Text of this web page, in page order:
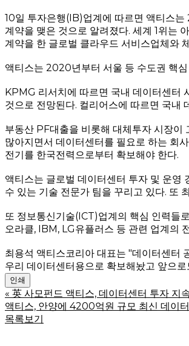
10일 투자은행(IB)업계에 따르면 액티스
계약을 맺은 것으로 알려졌다. 세계 1위는
계약을 한 글로벌 클라우드 서비스업체와
액티스는 2020년부터 서울 등 수도권 핵
KPMG 리서치에 따르면 국내 데이터센터
것으로 전망된다. 컬리어스에 따르면 국
부동산 PF대출을 비롯해 대체투자 시장이
많아지면서 데이터센터를 필요로 하는 회
전기를 한국전력으로부터 확보해야 한다.
액티스는 글로벌 데이터센터 투자 및 운영
수 있는 기술 전문가 팀을 꾸리고 있다. 또
또 정보통신기술(ICT)업계의 핵심 인력들
오라클, IBM, LG유플러스 등 관련 업계의
최용석 액티스코리아 대표는 "데이터센터
우리 데이터센터용으로 확보해놨고 앞으
인쇄
« 英 사모펀드 액티스, 데이터센터 투자 지
액티스, 안양에 4200억원 규모 최신 데이
목록보기